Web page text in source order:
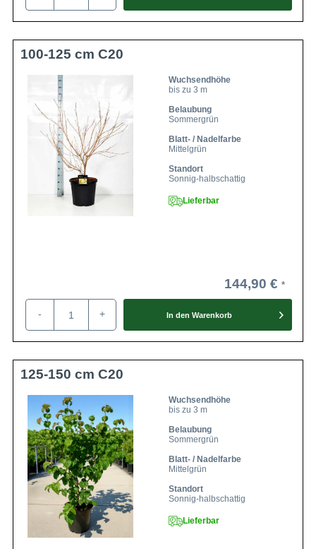
100-125 cm C20
Wuchsendhöhe
bis zu 3 m
Belaubung
Sommergrün
Blatt- / Nadelfarbe
Mittelgrün
Standort
Sonnig-halbschattig
Lieferbar
144,90 €
- + In den Warenkorb
125-150 cm C20
Wuchsendhöhe
bis zu 3 m
Belaubung
Sommergrün
Blatt- / Nadelfarbe
Mittelgrün
Standort
Sonnig-halbschattig
Lieferbar